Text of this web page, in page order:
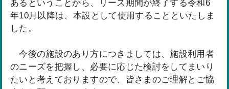
あるということから、リース期間が終了する令和6
年10月以降は、本設として使用することといたしま
した。
今後の施設のあり方につきましては、施設利用者
のニーズを把握し、必要に応じた検討をしてまいり
たいと考えておりますので、皆さまのご理解とご協